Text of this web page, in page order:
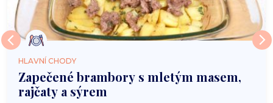
HLAVNÍ CHODY
Zapečené brambory s mletým masem,
rajčaty a sýrem